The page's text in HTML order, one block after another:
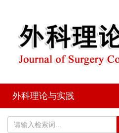
外科理论与实践